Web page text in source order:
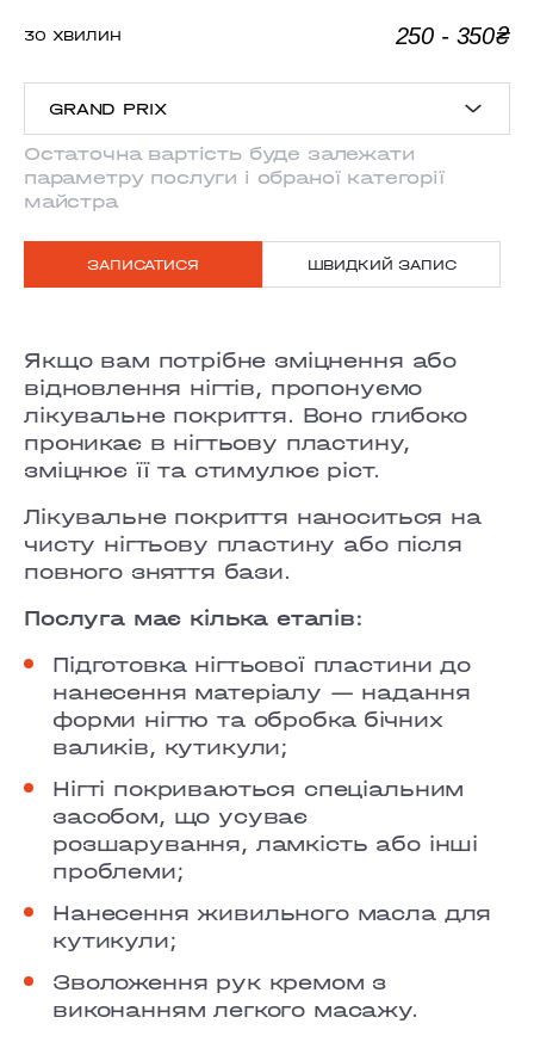
30 ХВИЛИН 250 - 350₴
GRAND PRIX
ANTONOVYCHA
MYSHUHY
GRAND PRIX
OBOLON
CHORNOVOLA
KLOVSKYI
HOTEL HILTON KYIV
VELYKA VASYLKIVSKA
LYPKY
COMFORT TOWN
OSOKORKY
Остаточна вартість буде залежати
параметру послуги і обраної категорії
майстра
ЗАПИСАТИСЯ ШВИДКИЙ ЗАПИС
Якщо вам потрібне зміцнення або
відновлення нігтів, пропонуємо
лікувальне покриття. Воно глибоко
проникає в нігтьову пластину,
зміцнює її та стимулює ріст.
Лікувальне покриття наноситься на
чисту нігтьову пластину або після
повного зняття бази.
Послуга має кілька етапів:
Підготовка нігтьової пластини до
нанесення матеріалу — надання
форми нігтю та обробка бічних
валиків, кутикули;
Нігті покриваються спеціальним
засобом, що усуває
розшарування, ламкість або інші
проблеми;
Нанесення живильного масла для
кутикули;
Зволоження рук кремом з
виконанням легкого масажу.